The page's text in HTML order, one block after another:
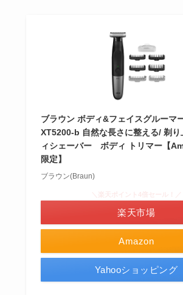
ブラウン ボディ&フェイスグルーマ
XT5200-b 自然な長さに整える/ 剃
ィシェーバー ボディ トリマー【
限定】
ブラウン(Braun)
Amazon
楽天市場
Yahooショッピング